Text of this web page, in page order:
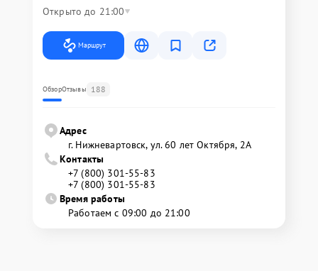
Открыто до 21:00
Маршрут
ОбзорОтзывы 188
Адрес
г. Нижневартовск, ул. 60 лет Октября, 2А
Контакты
+7 (800) 301-55-83
+7 (800) 301-55-83
Время работы
Работаем с 09:00 до 21:00